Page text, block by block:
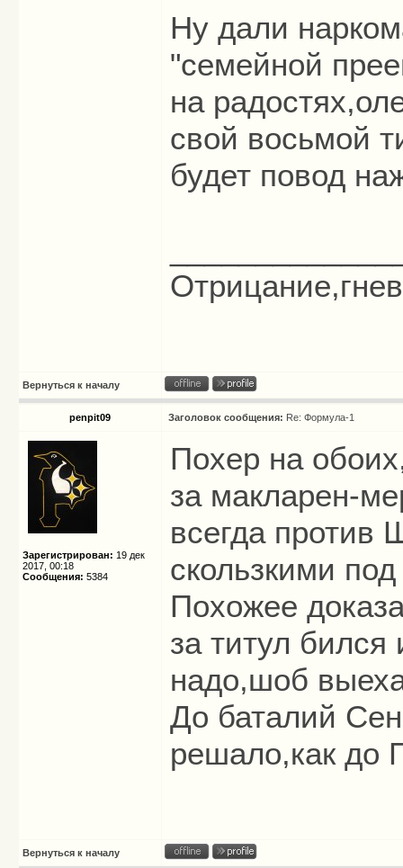
Ну дали
"семейной
на
свой восьмой
будет повод
Вернуться к началу
penpit09 Заголовок сообщения: Re: Формула-1
Зарегистрирован: 19 дек
2017, 00:18
Сообщения: 5384
Похер на
за макларен-
всегда против
скользкими
Похожее
за титул
надо,шоб
До баталий
решало,как до
Вернуться к началу